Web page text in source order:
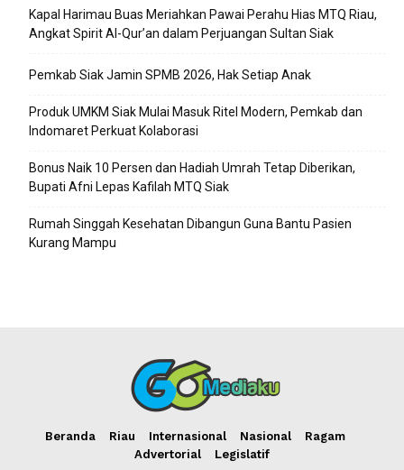
Kapal Harimau Buas Meriahkan Pawai Perahu Hias MTQ Riau,
Angkat Spirit Al-Qur’an dalam Perjuangan Sultan Siak
Pemkab Siak Jamin SPMB 2026, Hak Setiap Anak
Produk UMKM Siak Mulai Masuk Ritel Modern, Pemkab dan
Indomaret Perkuat Kolaborasi
Bonus Naik 10 Persen dan Hadiah Umrah Tetap Diberikan,
Bupati Afni Lepas Kafilah MTQ Siak
Rumah Singgah Kesehatan Dibangun Guna Bantu Pasien
Kurang Mampu
Beranda Riau Internasional Nasional
Ragam
Advertorial
Legislatif